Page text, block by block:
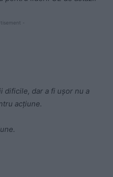
-
dificile, dar a fi ușor nu a
acțiune.